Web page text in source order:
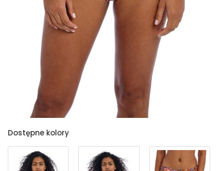
Dostępne kolory